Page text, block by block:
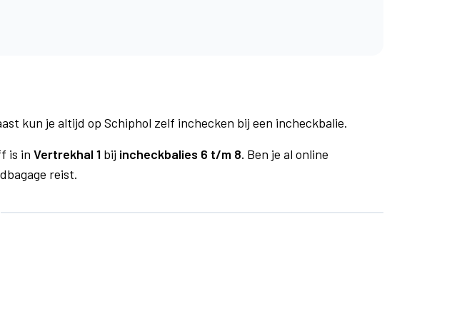
kun je altijd op Schiphol zelf inchecken bij een incheckbalie.
is in Vertrekhal 1 bij incheckbalies 6 t/m 8. Ben je al online
reist.